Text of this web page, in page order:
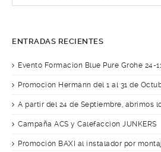
ENTRADAS RECIENTES
Evento Formacion Blue Pure Grohe 24-
Promocion Hermann del 1 al 31 de
A partir del 24 de Septiembre, abrimos
Campaña ACS y Calefaccion JUNKERS
Promoción BAXI al instalador por